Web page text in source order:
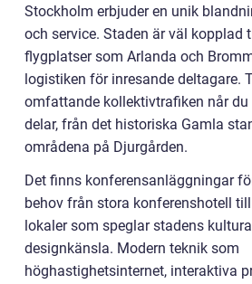
Stockholm erbjuder en unik
och service. Staden är väl kopplad
flygplatser som Arlanda och
logistiken för inresande deltagare.
omfattande kollektivtrafiken når
delar, från det historiska Gamla
områdena på Djurgården.
Det finns konferensanläggningar
behov från stora konferenshotell
lokaler som speglar stadens
designkänsla. Modern teknik som
höghastighetsinternet, interaktiva